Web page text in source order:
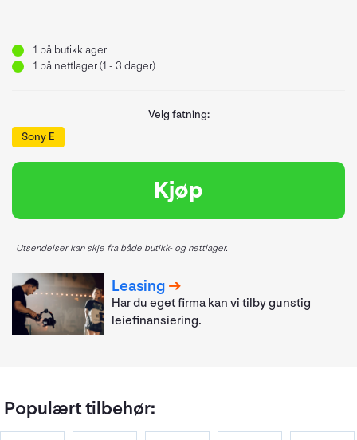
1 på butikklager
1 på nettlager (1 - 3 dager)
Velg fatning:
Sony E
Kjøp
Utsendelser kan skje fra både butikk- og nettlager.
Leasing
Har du eget firma kan vi tilby gunstig
leiefinansiering.
Populært tilbehør: